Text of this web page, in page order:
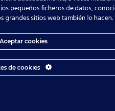
pequeños ficheros de datos,
grandes sitios web también lo hacen.
Aceptar cookies
de cookies